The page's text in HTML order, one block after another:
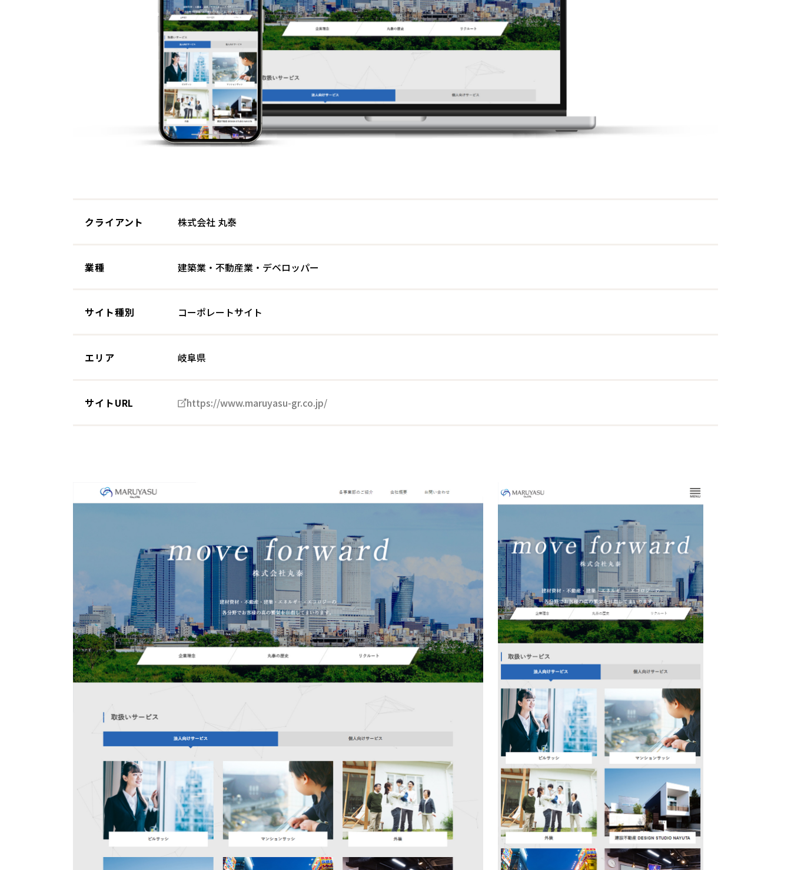
クライアント 株式会社 丸泰
業種 建築業・不動産業・デベロッパー
サイト種別 コーポレートサイト
エリア 岐阜県
サイトURL https://www.maruyasu-gr.co.jp/